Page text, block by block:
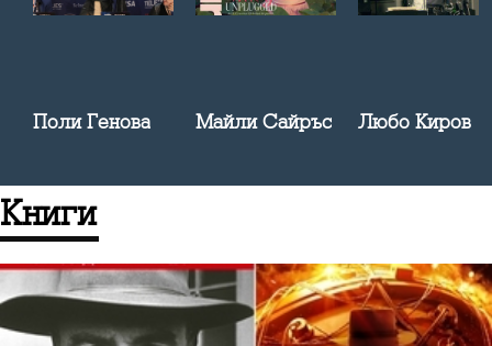
Поли Генова Майли Сайръс Любо Киров
книги